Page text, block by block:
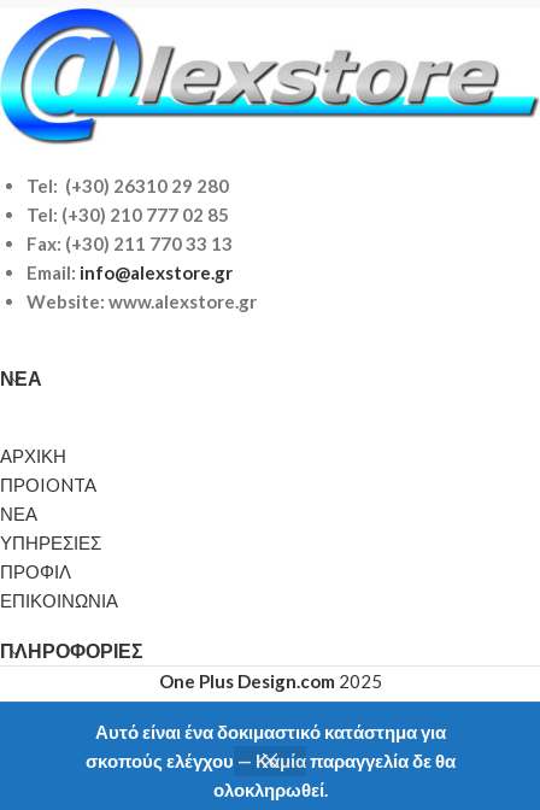
Αυτό είναι ένα δοκιμαστικό κατάστημα για
σκοπούς ελέγχου — Καμία παραγγελία δε θα
ολοκληρωθεί.
Tel: (+30) 26310 29 280
Tel: (+30) 210 777 02 85
Fax: (+30) 211 770 33 13
Email: info@alexstore.gr
Website: www.alexstore.gr
ΝΈΑ
ΑΡΧΙΚΗ
ΠΡΟIONTA
ΝΕΑ
ΥΠΗΡΕΣΙΕΣ
ΠΡΟΦΙΛ
ΕΠΙΚΟΙΝΩΝΙΑ
ΠΛΗΡΟΦΟΡΊΕΣ
One Plus Design.com 2025